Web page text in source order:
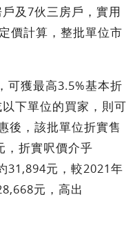
及7伙三房戶，實用
價計算，整批單位市
可獲最高3.5%基本折
下單位的買家，則可
後，該批單位折實售
，折實呎價介乎
31,894元，較2021年
元，高出